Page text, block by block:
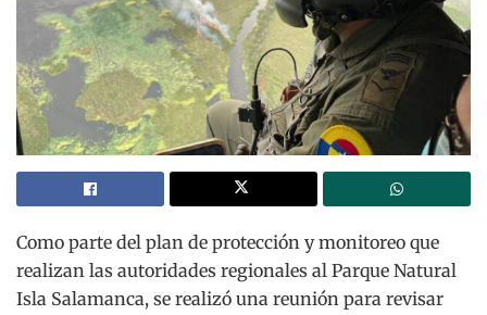
Como parte del plan de protección y monitoreo que
realizan las autoridades regionales al Parque Natural
Isla Salamanca, se realizó una reunión para revisar